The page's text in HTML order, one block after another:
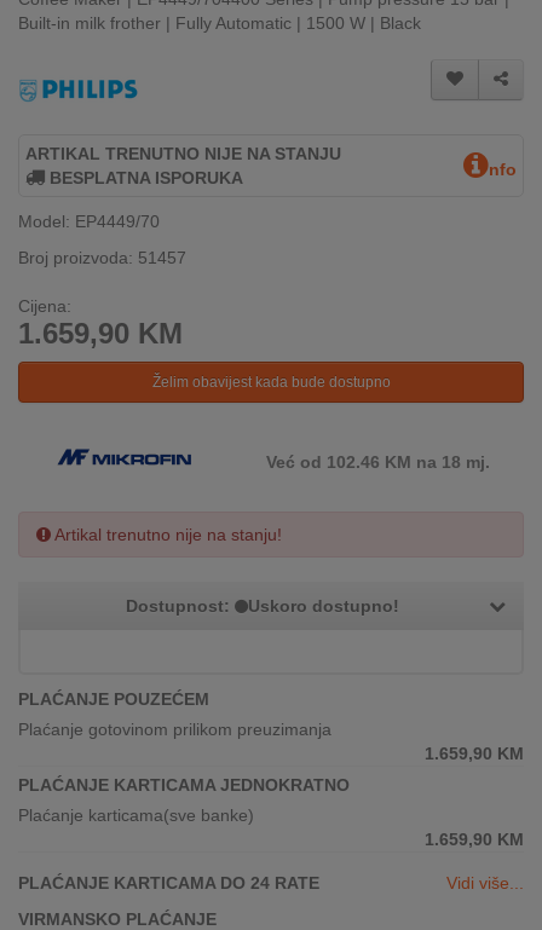
AKCIJE
BRENDOVI
U
PONUDI
KUPOVINA
NA
RATE
REKLAMACIJA
SERVIS
NAMA
IZ
OZNAKE
DIGITALIS
Built-in milk frother | Fully Automatic | 1500 W | Black
ARTIKAL TRENUTNO NIJE NA STANJU
BESPLATNA ISPORUKA
nfo
Model: EP4449/70
Broj proizvoda: 51457
Cijena:
1.659,90 KM
Želim obavijest kada bude dostupno
Već od 102.46 KM na 18 mj.
Artikal trenutno nije na stanju!
Dostupnost: Uskoro dostupno!
PLAĆANJE POUZEĆEM
Plaćanje gotovinom prilikom preuzimanja
1.659,90 KM
PLAĆANJE KARTICAMA JEDNOKRATNO
Plaćanje karticama(sve banke)
1.659,90 KM
PLAĆANJE KARTICAMA DO 24 RATE
Vidi više...
VIRMANSKO PLAĆANJE